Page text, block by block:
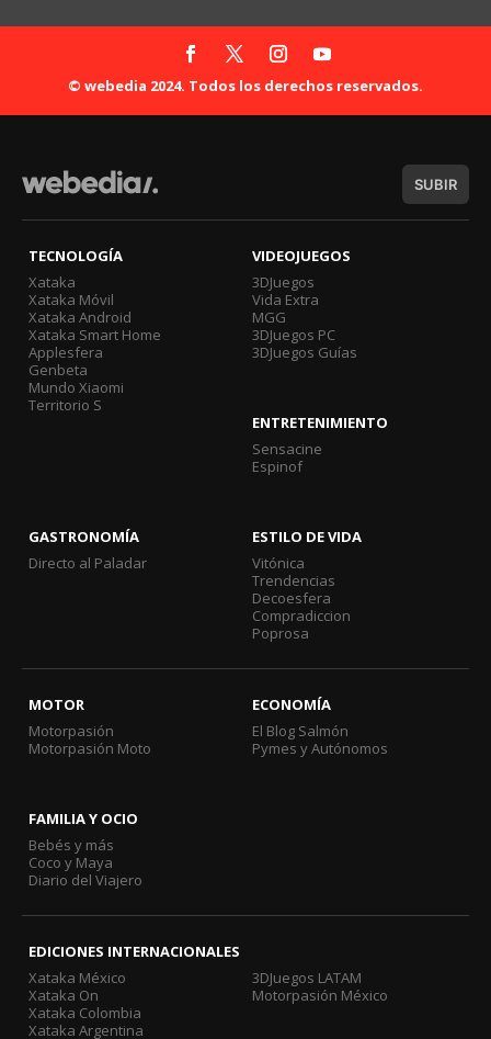
© webedia 2024. Todos los derechos reservados.
SUBIR
TECNOLOGÍA
Xataka
Xataka Móvil
Xataka Android
Xataka Smart Home
Applesfera
Genbeta
Mundo Xiaomi
Territorio S
VIDEOJUEGOS
3DJuegos
Vida Extra
MGG
3DJuegos PC
3DJuegos Guías
ENTRETENIMIENTO
Sensacine
Espinof
GASTRONOMÍA
Directo al Paladar
ESTILO DE VIDA
Vitónica
Trendencias
Decoesfera
Compradiccion
Poprosa
MOTOR
Motorpasión
Motorpasión Moto
ECONOMÍA
El Blog Salmón
Pymes y Autónomos
FAMILIA Y OCIO
Bebés y más
Coco y Maya
Diario del Viajero
EDICIONES INTERNACIONALES
Xataka México
Xataka On
Xataka Colombia
Xataka Argentina
3DJuegos LATAM
Motorpasión México